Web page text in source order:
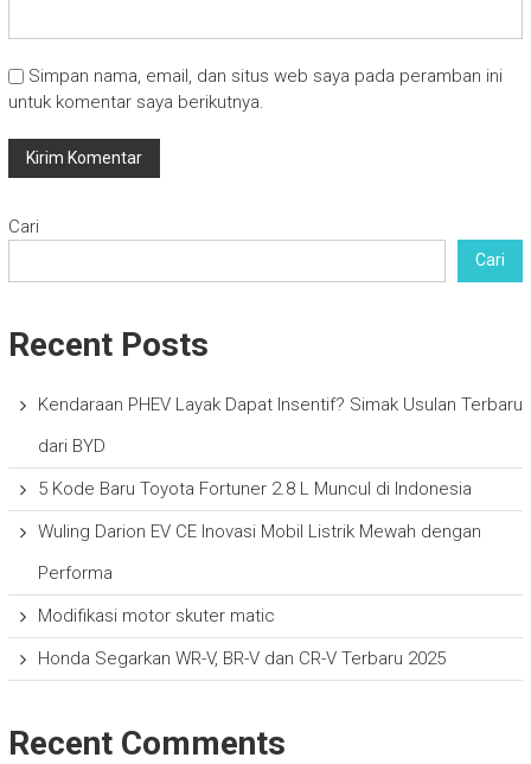
Simpan nama, email, dan situs web saya pada peramban ini
untuk komentar saya berikutnya.
Cari
Cari
Recent Posts
Kendaraan PHEV Layak Dapat Insentif? Simak Usulan Terbaru
dari BYD
5 Kode Baru Toyota Fortuner 2.8 L Muncul di Indonesia
Wuling Darion EV CE Inovasi Mobil Listrik Mewah dengan
Performa
Modifikasi motor skuter matic
Honda Segarkan WR-V, BR-V dan CR-V Terbaru 2025
Recent Comments